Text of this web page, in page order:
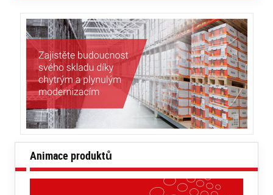
Animace produktů